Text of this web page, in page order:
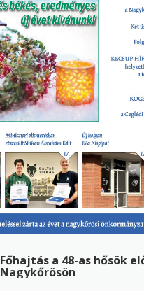
Főhajtás a 48-as hősök
Nagykőrösön